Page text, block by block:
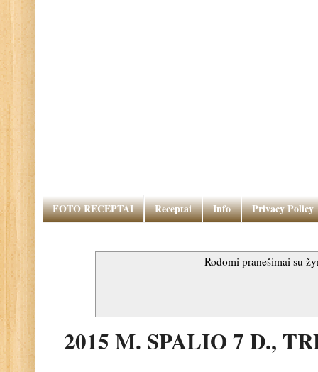
FOTO RECEPTAI Receptai Info Privacy Policy
Rodomi pranešimai su
2015 M. SPALIO 7 D.,